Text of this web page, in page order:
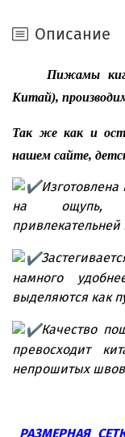
Описание
Пижамы
Китай),
Так же как и
нашем сайте,
И
на ощупь,
привлекательней
намного
выделяются как
Качество
превосходит
непрошитых
РАЗМЕРНАЯ